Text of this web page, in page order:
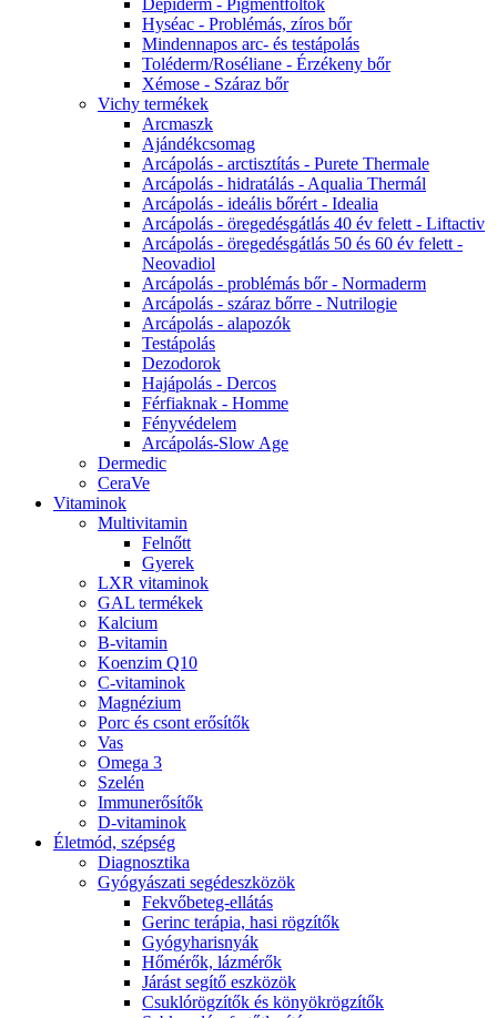
Dépiderm - Pigmentfoltok
Hyséac - Problémás, zíros bőr
Mindennapos arc- és testápolás
Toléderm/Roséliane - Érzékeny bőr
Xémose - Száraz bőr
Vichy termékek
Arcmaszk
Ajándékcsomag
Arcápolás - arctisztítás - Purete Thermale
Arcápolás - hidratálás - Aqualia Thermál
Arcápolás - ideális bőrért - Idealia
Arcápolás - öregedésgátlás 40 év felett - Liftactiv
Arcápolás - öregedésgátlás 50 és 60 év felett -
Neovadiol
Arcápolás - problémás bőr - Normaderm
Arcápolás - száraz bőrre - Nutrilogie
Arcápolás - alapozók
Testápolás
Dezodorok
Hajápolás - Dercos
Férfiaknak - Homme
Fényvédelem
Arcápolás-Slow Age
Dermedic
CeraVe
Vitaminok
Multivitamin
Felnőtt
Gyerek
LXR vitaminok
GAL termékek
Kalcium
B-vitamin
Koenzim Q10
C-vitaminok
Magnézium
Porc és csont erősítők
Vas
Omega 3
Szelén
Immunerősítők
D-vitaminok
Életmód, szépség
Diagnosztika
Gyógyászati segédeszközök
Fekvőbeteg-ellátás
Gerinc terápia, hasi rögzítők
Gyógyharisnyák
Hőmérők, lázmérők
Járást segítő eszközök
Csuklórögzítők és könyökrögzítők